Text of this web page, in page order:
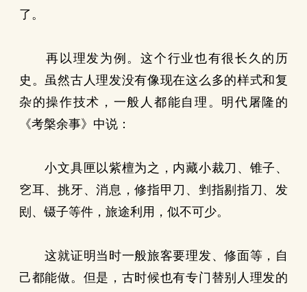
了。
再以理发为例。这个行业也有很长久的历
史。虽然古人理发没有像现在这么多的样式和复
杂的操作技术，一般人都能自理。明代屠隆的
《考槃余事》中说：
小文具匣以紫檀为之，内藏小裁刀、锥子、
穵耳、挑牙、消息，修指甲刀、剉指剔指刀、发
刡、镊子等件，旅途利用，似不可少。
这就证明当时一般旅客要理发、修面等，自
己都能做。但是，古时候也有专门替别人理发的